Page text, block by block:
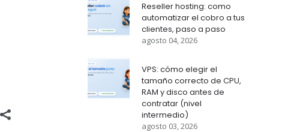
Reseller hosting: como
automatizar el cobro a tus
clientes, paso a paso
agosto 04, 2026
VPS: cómo elegir el
tamaño correcto de CPU,
RAM y disco antes de
contratar (nivel
intermedio)
agosto 03, 2026